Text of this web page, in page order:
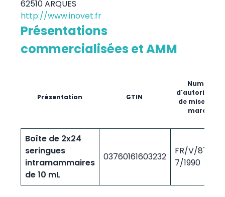
62510 ARQUES
http://www.inovet.fr
Présentations
commercialisées et AMM
Présentation GTIN
Numéro
de mise sur le
marché
Boîte de 2x24
seringues
intramammaires
de 10 mL
03760161603232
FR/V/
7/1990